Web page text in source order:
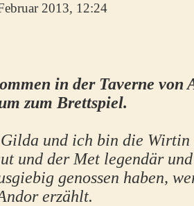
2013, 12:24
in der Taverne von
zum Brettspiel.
und ich bin die Wirtin
und der Met legendär
genossen haben,
erzählt.